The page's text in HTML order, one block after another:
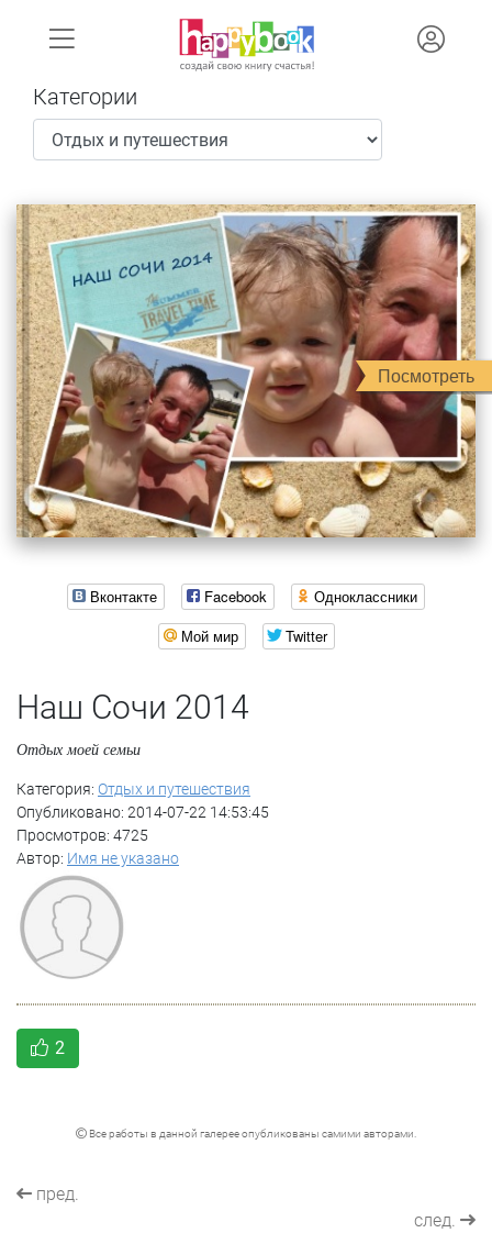
Категории
Посмотреть
Вконтакте Facebook
Одноклассники
Мой мир
Twitter
Наш Сочи 2014
Отдых моей семьи
Категория: Отдых и путешествия
Опубликовано: 2014-07-22 14:53:45
Просмотров: 4725
Автор: Имя не указано
2
Все работы в данной галерее опубликованы самими авторами.
пред.
след.